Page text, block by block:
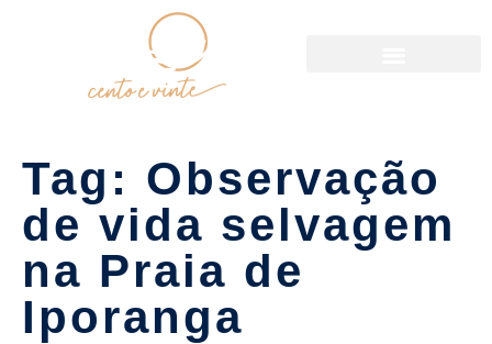
Tag: Observação
de vida selvagem
na Praia de
Iporanga